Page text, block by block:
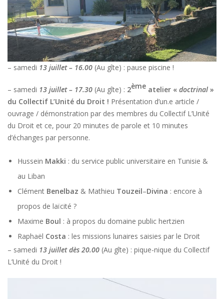
– samedi 13 juillet – 16.00 (Au gîte) : pause piscine !
– samedi 13 juillet – 17.30 (Au gîte) : 2ème atelier « doctrinal »
du Collectif L’Unité du Droit ! Présentation d’un.e article /
ouvrage / démonstration par des membres du Collectif L’Unité
du Droit et ce, pour 20 minutes de parole et 10 minutes
d’échanges par personne.
Hussein Makki : du service public universitaire en Tunisie &
au Liban
Clément Benelbaz & Mathieu Touzeil–Divina : encore à
propos de laïcité ?
Maxime Boul : à propos du domaine public hertzien
Raphaël Costa : les missions lunaires saisies par le Droit
– samedi 13 juillet dès 20.00 (Au gîte) : pique-nique du Collectif
L’Unité du Droit !